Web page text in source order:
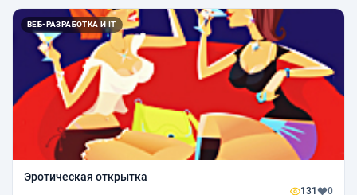
ВЕБ-РАЗРАБОТКА И IT
Эротическая открытка
131 0